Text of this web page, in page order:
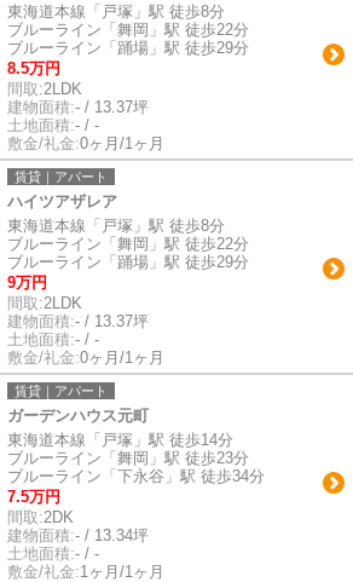
東海道本線「戸塚」駅 徒歩8分
ブルーライン「舞岡」駅 徒歩22分
ブルーライン「踊場」駅 徒歩29分
8.5万円
間取:2LDK
建物面積:- / 13.37坪
土地面積:- / -
敷金/礼金:0ヶ月/1ヶ月
賃貸｜アパート
ハイツアザレア
東海道本線「戸塚」駅 徒歩8分
ブルーライン「舞岡」駅 徒歩22分
ブルーライン「踊場」駅 徒歩29分
9万円
間取:2LDK
建物面積:- / 13.37坪
土地面積:- / -
敷金/礼金:0ヶ月/1ヶ月
賃貸｜アパート
ガーデンハウス元町
東海道本線「戸塚」駅 徒歩14分
ブルーライン「舞岡」駅 徒歩23分
ブルーライン「下永谷」駅 徒歩34分
7.5万円
間取:2DK
建物面積:- / 13.34坪
土地面積:- / -
敷金/礼金:1ヶ月/1ヶ月